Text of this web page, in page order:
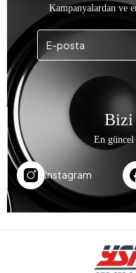
Kampanyalardan ve
Bizi
En güncel
Instagram